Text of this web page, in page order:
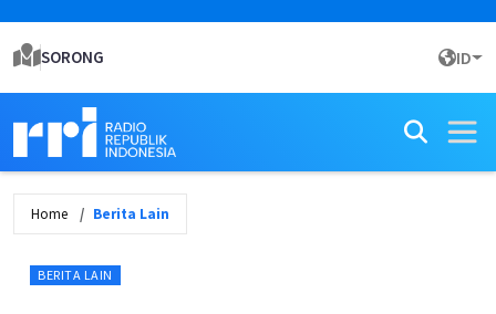
SORONG ID
Home Berita Lain
BERITA LAIN